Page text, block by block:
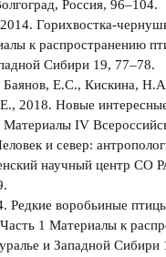
Россия, 96–104.
Горихвостка-
к распространению
Сибири 19, 77–78.
Е.С., Кискина,
2018. Новые
IV
и север:
научный центр СО
Редкие воробьиные
1 Материалы к
и Западной Сибири